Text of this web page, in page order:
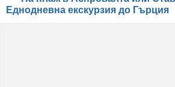
Еднодневна екскурзия до Гърция